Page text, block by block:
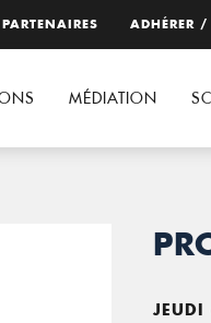
PARTENAIRES ADHÉRER
MÉDIATION